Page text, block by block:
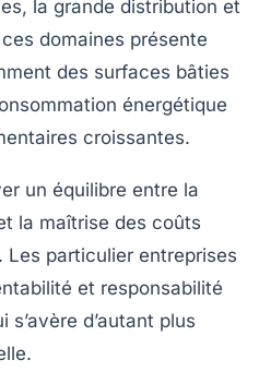
la grande distribution et
domaines présente
des surfaces bâties
énergétique
croissantes.
un équilibre entre la
la maîtrise des coûts
particulier entreprises
et responsabilité
d’autant plus